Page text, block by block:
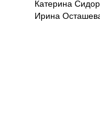
Катерина
Ирина